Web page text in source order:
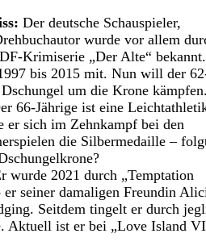
Der deutsche Schauspieler,
wurde vor allem
Krimiserie „Der Alte“ bekannt.
bis 2015 mit. Nun will der
um die Krone
66-Jährige ist eine
er sich im Zehnkampf bei den
die Silbermedaille –
wurde 2021 durch „Temptation
seiner damaligen Freundin
Seitdem tingelt er durch
Aktuell ist er bei „Love Island